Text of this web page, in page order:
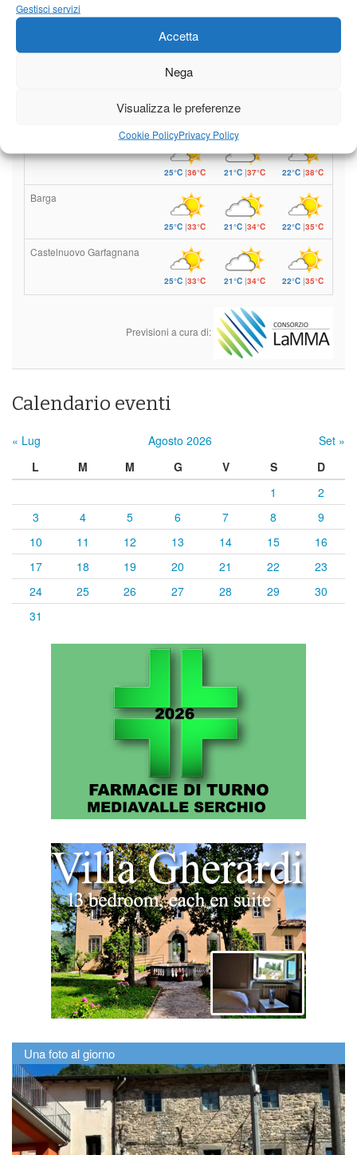
Gestisci servizi
Accetta
Nega
Visualizza le preferenze
Cookie PolicyPrivacy Policy
Il tempo di questo fine
settimana. temperature ancora
ben al di sopra dei valori
stagionali
Domenica Lunedì
25°C|36°C 21°C|37°C 22°C |38°C
Barga
25°C|33°C 21°C|34°C 22°C |35°C
Castelnuovo Garfagnana
25°C|33°C 21°C|34°C 22°C |35°C
Previsioni a cura di:
Calendario eventi
« Lug Agosto 2026
Set »
L
M M G V S
D
1
2
3
4 5 6 7 8
9
10
11 12 13 14 15
16
17
18 19 20 21 22
23
24
25 26 27 28 29
30
31
Una foto al giorno